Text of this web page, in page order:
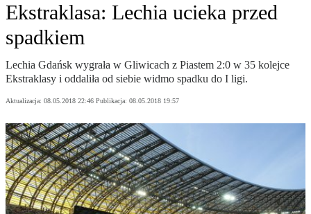
Ekstraklasa: Lechia ucieka przed
spadkiem
Lechia Gdańsk wygrała w Gliwicach z Piastem 2:0 w 35 kolejce
Ekstraklasy i oddaliła od siebie widmo spadku do I ligi.
Aktualizacja: 08.05.2018 22:46 Publikacja: 08.05.2018 19:57